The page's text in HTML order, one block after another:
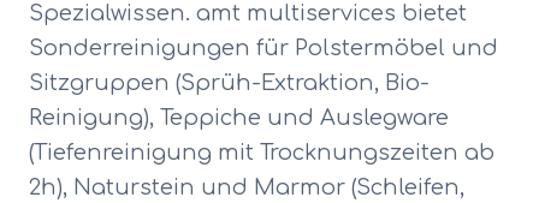
Spezialwissen. amt multiservices bietet
Sonderreinigungen für Polstermöbel und
Sitzgruppen (Sprüh-Extraktion, Bio-
Reinigung), Teppiche und Auslegware
(Tiefenreinigung mit Trocknungszeiten ab
2h), Naturstein und Marmor (Schleifen,